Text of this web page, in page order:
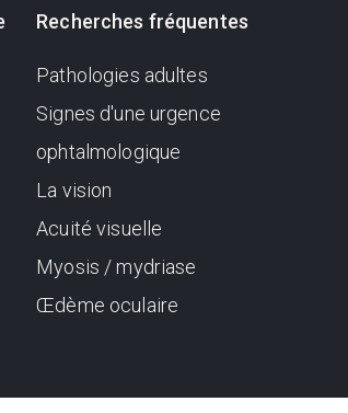
Recherches fréquentes
Pathologies adultes
Signes d'une urgence
ophtalmologique
La vision
Acuité visuelle
Myosis / mydriase
Œdème oculaire